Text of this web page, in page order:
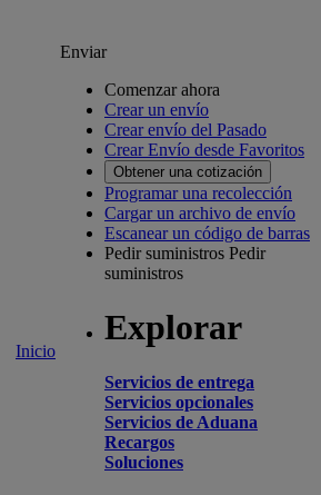
Inicio
Enviar
Comenzar ahora
Crear un envío
Crear envío del Pasado
Crear Envío desde Favoritos
Obtener una cotización
Programar una recolección
Cargar un archivo de envío
Escanear un código de barras
Pedir suministros Pedir
suministros
Explorar
Servicios de entrega
Servicios opcionales
Servicios de Aduana
Recargos
Soluciones